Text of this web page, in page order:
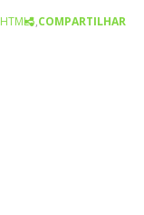
HTML5,COMPARTILHAR